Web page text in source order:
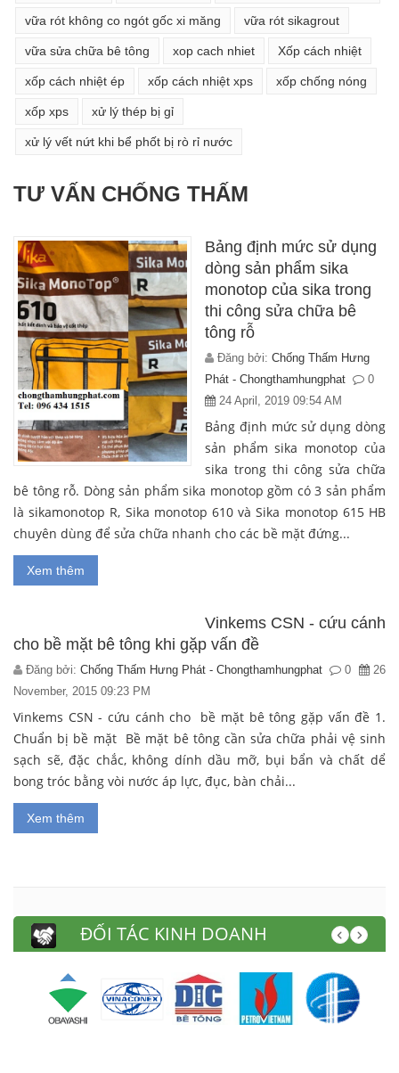
vữa rót không co ngót gốc xi măng vữa rót sikagrout
vữa sửa chữa bê tông xop cach nhiet Xốp cách nhiệt
xốp cách nhiệt ép xốp cách nhiệt xps xốp chống nóng
xốp xps xử lý thép bị gỉ
xử lý vết nứt khi bể phốt bị rò rỉ nước
TƯ VẤN CHỐNG THẤM
Bảng định mức sử dụng
dòng sản phẩm sika
monotop của sika trong
thi công sửa chữa bê
tông rỗ
Đăng bởi: Chống Thấm Hưng
Phát - Chongthamhungphat
0
24 April, 2019 09:54 AM
Bảng định mức sử dụng dòng
sản phẩm sika monotop của
sika trong thi công sửa chữa
bê tông rỗ. Dòng sản phẩm sika monotop gồm có 3 sản phẩm
là sikamonotop R, Sika monotop 610 và Sika monotop 615 HB
chuyên dùng để sửa chữa nhanh cho các bề mặt đứng...
Xem thêm
Vinkems CSN - cứu cánh
cho bề mặt bê tông khi gặp vấn đề
Đăng bởi: Chống Thấm Hưng Phát - Chongthamhungphat 0
26
November, 2015 09:23 PM
Vinkems CSN - cứu cánh cho bề mặt bê tông gặp vấn đề 1.
Chuẩn bị bề mặt Bề mặt bê tông cần sửa chữa phải vệ sinh
sạch sẽ, đặc chắc, không dính dầu mỡ, bụi bẩn và chất dể
bong tróc bằng vòi nước áp lực, đục, bàn chải...
Xem thêm
ĐỐI TÁC KINH DOANH